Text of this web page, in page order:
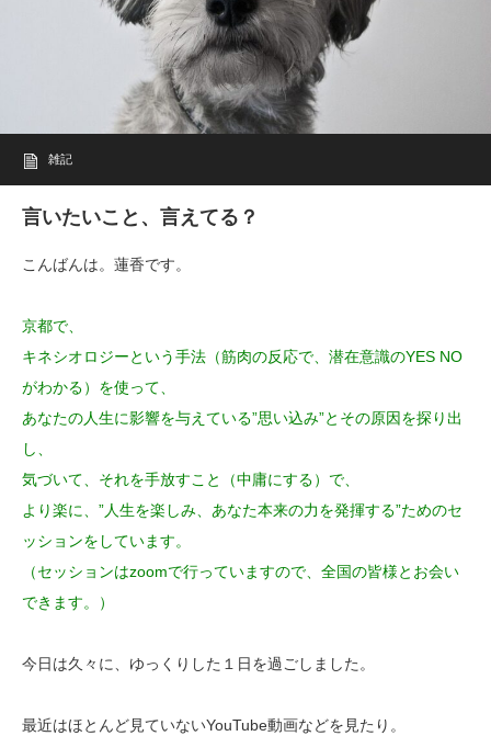
雑記
言いたいこと、言えてる？
こんばんは。蓮香です。
京都で、
キネシオロジーという手法（筋肉の反応で、潜在意識のYES NO
がわかる）を使って、
あなたの人生に影響を与えている”思い込み”とその原因を探り出
し、
気づいて、それを手放すこと（中庸にする）で、
より楽に、”人生を楽しみ、あなた本来の力を発揮する”ためのセ
ッションをしています。
（セッションはzoomで行っていますので、全国の皆様とお会い
できます。）
今日は久々に、ゆっくりした１日を過ごしました。
最近はほとんど見ていないYouTube動画などを見たり。